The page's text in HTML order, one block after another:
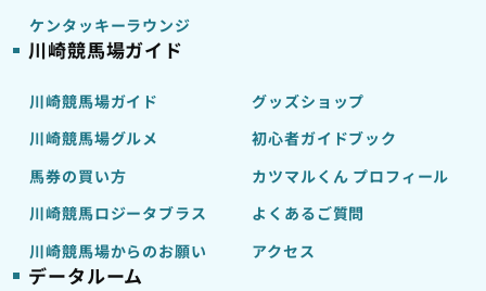
ケンタッキーラウンジ
川崎競馬場ガイド
川崎競馬場ガイド
グッズショップ
川崎競馬場グルメ
初心者ガイドブック
馬券の買い方
カツマルくん プロフィール
川崎競馬ロジータブラス
よくあるご質問
川崎競馬場からのお願い
アクセス
データルーム